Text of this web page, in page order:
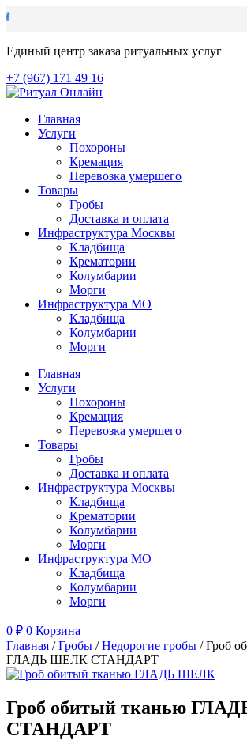
Единый центр заказа ритуальных услуг
+7 (967) 171 49 16
Главная
Услуги
Похороны
Кремация
Перевозка умершего
Товары
Гробы
Доставка и оплата
Инфраструктура Москвы
Кладбища
Крематории
Колумбарии
Морги
Инфраструктура МО
Кладбища
Колумбарии
Морги
Главная
Услуги
Похороны
Кремация
Перевозка умершего
Товары
Гробы
Доставка и оплата
Инфраструктура Москвы
Кладбища
Крематории
Колумбарии
Морги
Инфраструктура МО
Кладбища
Колумбарии
Морги
0 ₽ 0 Корзина
Главная /Гробы /Недорогие гробы / Гроб
ГЛАДЬ ШЕЛК СТАНДАРТ
Гроб обитый тканью
СТАНДАРТ